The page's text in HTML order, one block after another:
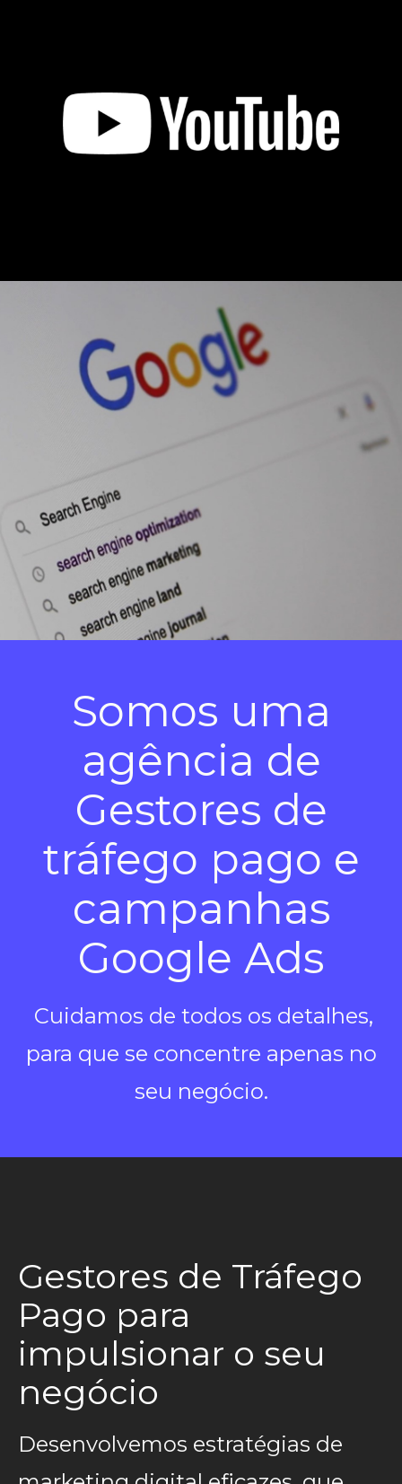
Somos uma
agência de
Gestores de
tráfego pago e
campanhas
Google Ads
Cuidamos de todos os detalhes,
para que se concentre apenas no
seu negócio.
Gestores de Tráfego
Pago para
impulsionar o seu
negócio
Desenvolvemos estratégias de